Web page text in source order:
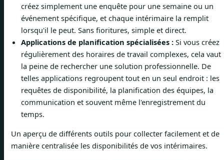
créez simplement une enquête pour une semaine ou un
événement spécifique, et chaque intérimaire la remplit
lorsqu'il le peut. Sans fioritures, simple et direct.
Applications de planification spécialisées : Si vous créez
régulièrement des horaires de travail complexes, cela vaut
la peine de rechercher une solution professionnelle. De
telles applications regroupent tout en un seul endroit : les
requêtes de disponibilité, la planification des équipes, la
communication et souvent même l'enregistrement du
temps.
Un aperçu de différents outils pour collecter facilement et de
manière centralisée les disponibilités de vos intérimaires.